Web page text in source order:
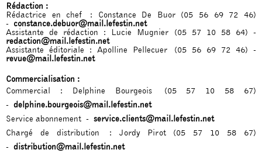
Rédaction :
Rédactrice en chef : Constance De Buor (05 56 69 72 46)
- constance.debuor@mail.lefestin.net
Assistante de rédaction : Lucie Mugnier (05 57 10 58 64) -
redaction@mail.lefestin.net
Assistante éditoriale : Apolline Pellecuer (05 56 69 72 46) -
revue@mail.lefestin.net
Commercialisation :
Commercial : Delphine Bourgeois (05 57 10 58 67)
- delphine.bourgeois@mail.lefestin.net
Service abonnement - service.clients@mail.lefestin.net
Chargé de distribution : Jordy Pirot (05 57 10 58 67)
- distribution@mail.lefestin.net